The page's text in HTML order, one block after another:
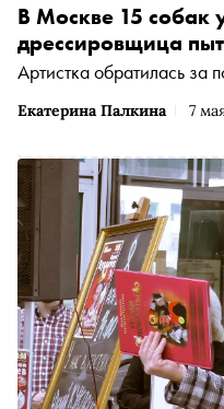
Екатерина Палкина 7
В Москве 15 собак
дрессировщица
Артистка обратилась за